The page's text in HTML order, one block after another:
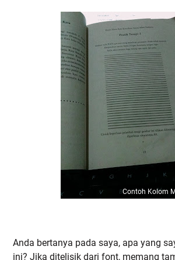
Contoh Kolom
Anda bertanya pada saya, apa yang
ini? Jika ditelisik dari font, memang